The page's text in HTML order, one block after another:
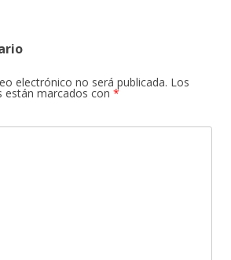
electrónico no será publicada. Los
marcados con *